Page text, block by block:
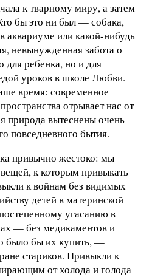
к тварному миру, а затем
бы это ни был — собака,
аквариуме или какой-нибудь
невынужденная забота о
для ребенка, но и для
уроков в школе Любви.
время: современное
отрывает нас от
природа вытеснены очень
повседневного бытия.
привычно жестоко: мы
к которым привыкать
к войнам без видимых
детей в материнской
угасанию в
— без медикаментов и
было бы их купить, —
стариков. Привыкли к
от холода и голода